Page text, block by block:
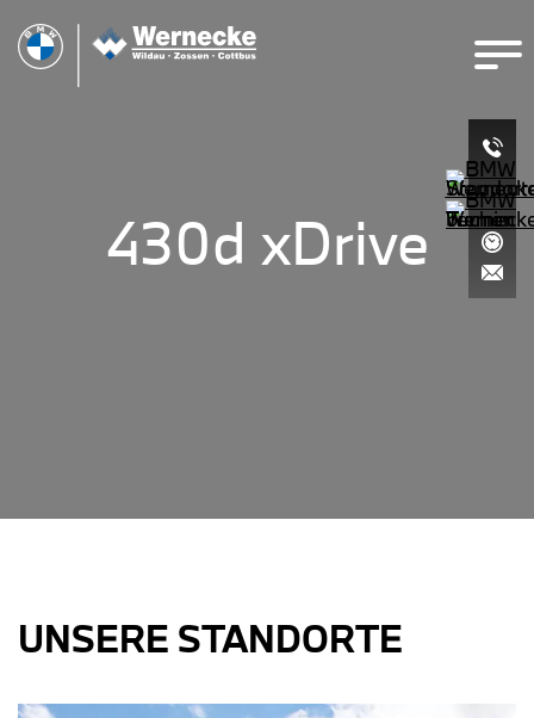
430d xDrive
UNSERE STANDORTE